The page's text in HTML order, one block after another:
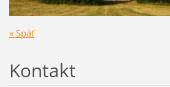
« Späť
Kontakt